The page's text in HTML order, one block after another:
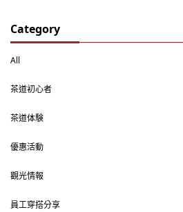
Category
All
茶道初心者
茶道体験
優惠活動
觀光情報
員工穿搭分享